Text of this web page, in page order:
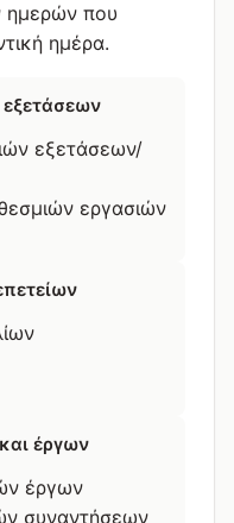
ημερών που
ημέρα.
εξετάσεων
εξετάσεων/
εργασιών
έργων
έργων
συναντήσεων